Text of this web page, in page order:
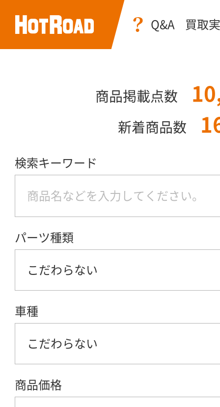
Q&A 買取
商品掲載点数
新着商品数
検索キーワード
パーツ種類
こだわらない
車種
こだわらない
商品価格